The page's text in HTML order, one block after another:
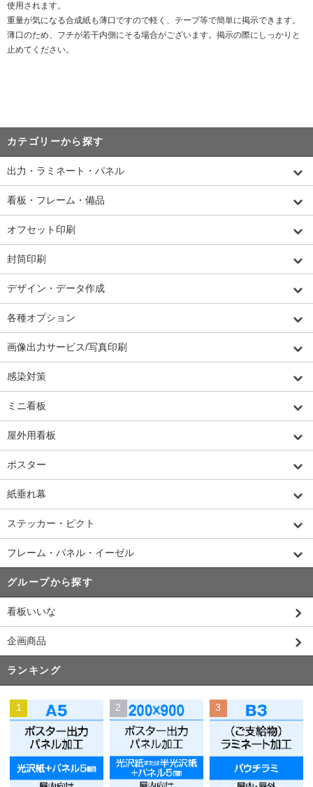
使用されます。
重量が気になる合成紙も薄口ですので軽く、テープ等で簡単に掲示できます。
薄口のため、フチが若干内側にそる場合がございます。掲示の際にしっかりと
止めてください。
カテゴリーから探す
出力・ラミネート・パネル
看板・フレーム・備品
オフセット印刷
封筒印刷
デザイン・データ作成
各種オプション
画像出力サービス/写真印刷
感染対策
ミニ看板
屋外用看板
ポスター
紙垂れ幕
ステッカー・ピクト
フレーム・パネル・イーゼル
グループから探す
看板いいな
企画商品
ランキング
1 2 3